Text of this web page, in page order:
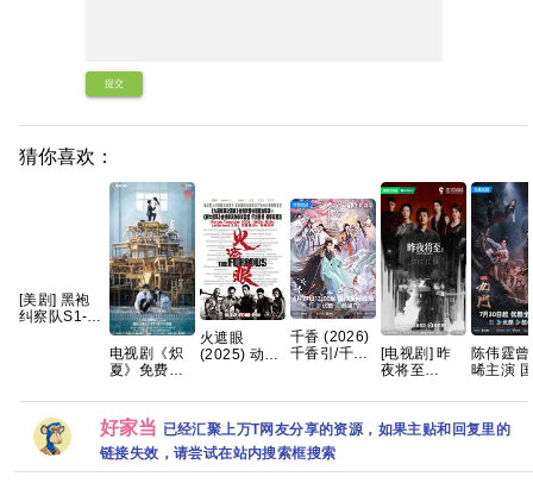
提交
猜你喜欢：
[美剧] 黑袍
纠察队S1-5
电视剧《炽
夏》免费高
度网盘资源
分享
火遮眼
(2025) 动作
Furious 夸克
千香 (2026)
千香引/千香
简中字幕 单
集1～5GB】
夸克百度网
盘资源
[电视剧] 昨
夜将至
国语中字 (全
12集)
[12.2G]
陈伟霆曾
晞主演
2 4K全
盘资源分
好家当 已经汇聚上万T网友分享的资源，如果主贴和回复里的
链接失效，请尝试在站内搜索框搜索